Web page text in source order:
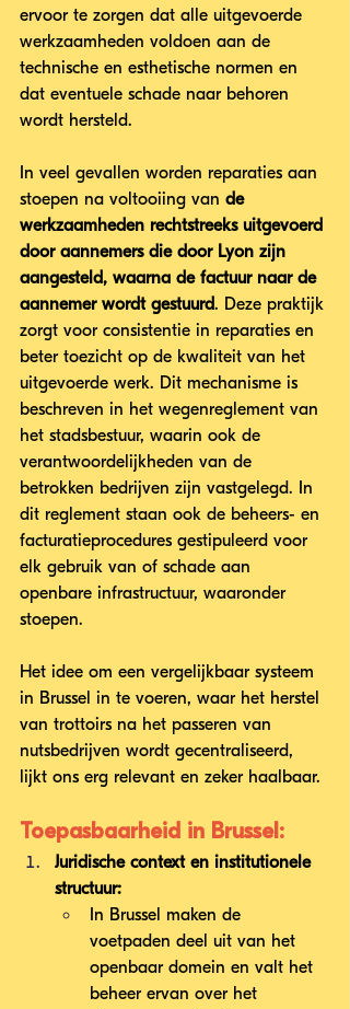
ervoor te zorgen dat alle uitgevoerde
werkzaamheden voldoen aan de
technische en esthetische normen en
dat eventuele schade naar behoren
wordt hersteld.
In veel gevallen worden reparaties aan
stoepen na voltooiing van de
werkzaamheden rechtstreeks uitgevoerd
door aannemers die door Lyon zijn
aangesteld, waarna de factuur naar de
aannemer wordt gestuurd. Deze praktijk
zorgt voor consistentie in reparaties en
beter toezicht op de kwaliteit van het
uitgevoerde werk. Dit mechanisme is
beschreven in het wegenreglement van
het stadsbestuur, waarin ook de
verantwoordelijkheden van de
betrokken bedrijven zijn vastgelegd. In
dit reglement staan ook de beheers- en
facturatieprocedures gestipuleerd voor
elk gebruik van of schade aan
openbare infrastructuur, waaronder
stoepen.
Het idee om een vergelijkbaar systeem
in Brussel in te voeren, waar het herstel
van trottoirs na het passeren van
nutsbedrijven wordt gecentraliseerd,
lijkt ons erg relevant en zeker haalbaar.
Toepasbaarheid in Brussel:
Juridische context en institutionele
structuur:
In Brussel maken de
voetpaden deel uit van het
openbaar domein en valt het
beheer ervan over het